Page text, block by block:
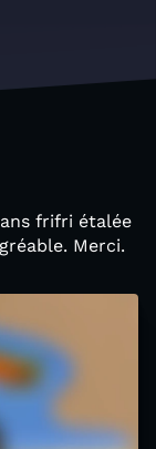
frifri étalée
Merci.